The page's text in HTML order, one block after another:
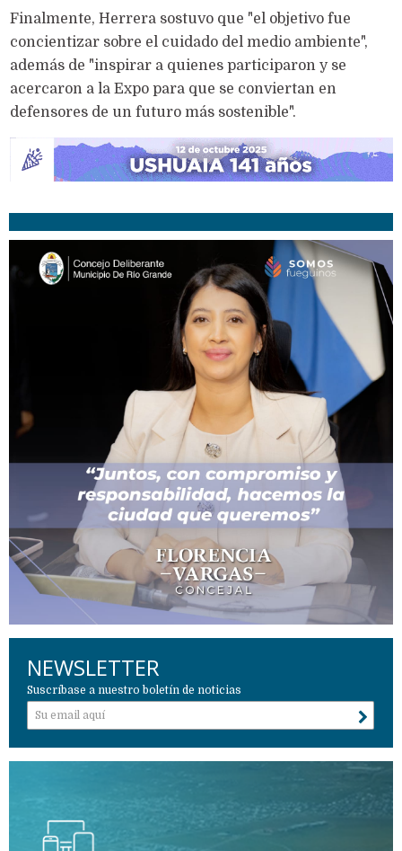
Finalmente, Herrera sostuvo que "el objetivo fue
concientizar sobre el cuidado del medio ambiente",
además de "inspirar a quienes participaron y se
acercaron a la Expo para que se conviertan en
defensores de un futuro más sostenible".
NEWSLETTER
Suscríbase a nuestro boletín de noticias